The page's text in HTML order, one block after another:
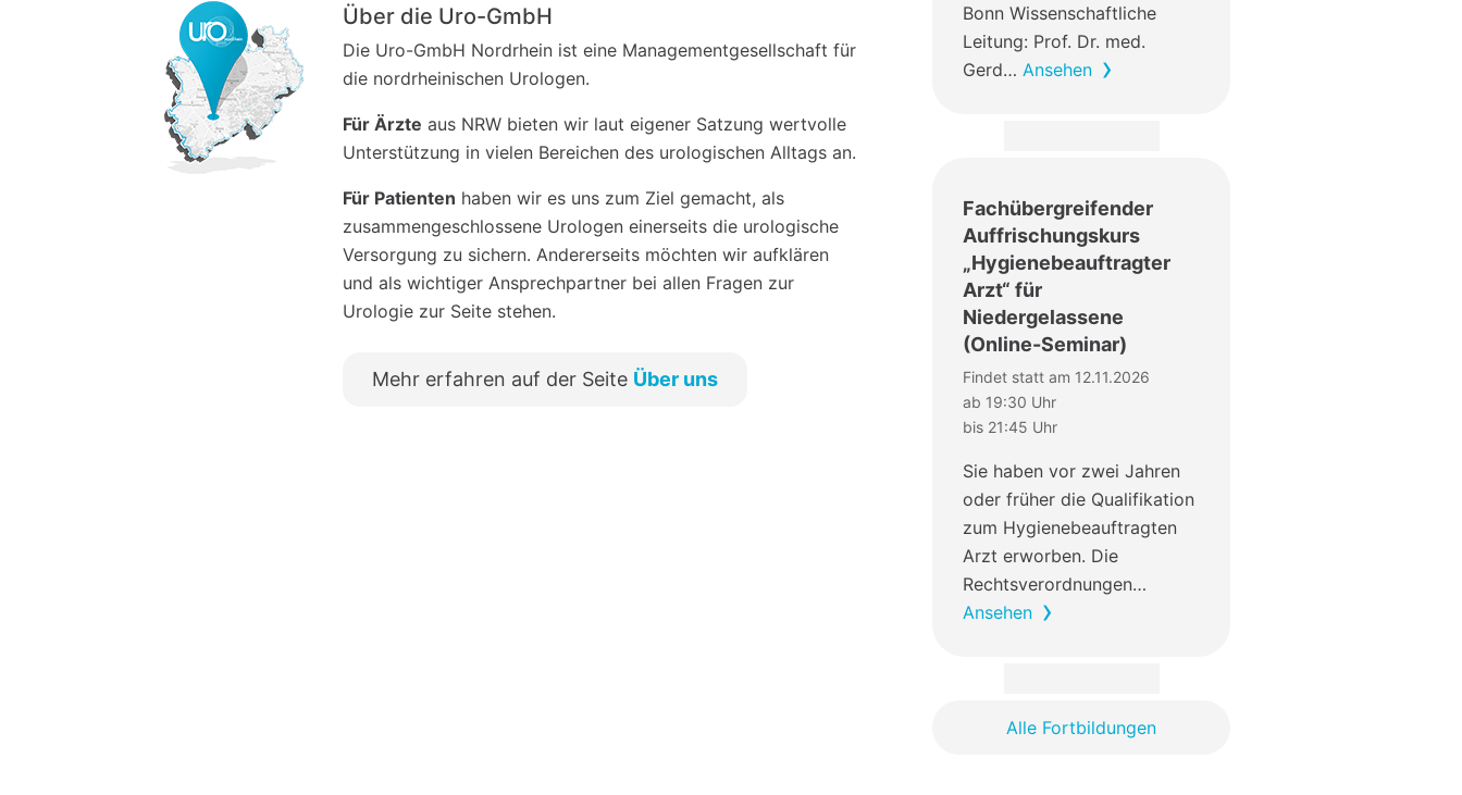
Über die Uro-GmbH
Die Uro-GmbH Nordrhein ist eine Managementgesellschaft für
die nordrheinischen Urologen.
Für Ärzte aus NRW bieten wir laut eigener Satzung wertvolle
Unterstützung in vielen Bereichen des urologischen Alltags an.
Für Patienten haben wir es uns zum Ziel gemacht, als
zusammengeschlossene Urologen einerseits die urologische
Versorgung zu sichern. Andererseits möchten wir aufklären
und als wichtiger Ansprechpartner bei allen Fragen zur
Urologie zur Seite stehen.
Mehr erfahren auf der Seite Über uns
Bonn Wissenschaftliche
Leitung: Prof. Dr. med.
Gerd… Ansehen
Fachübergreifender
Auffrischungskurs
„Hygienebeauftragter
Arzt“ für
Niedergelassene
(Online-Seminar)
Findet statt am 12.11.2026
ab 19:30 Uhr
bis 21:45 Uhr
Sie haben vor zwei Jahren
oder früher die Qualifikation
zum Hygienebeauftragten
Arzt erworben. Die
Rechtsverordnungen…
Ansehen
Alle Fortbildungen